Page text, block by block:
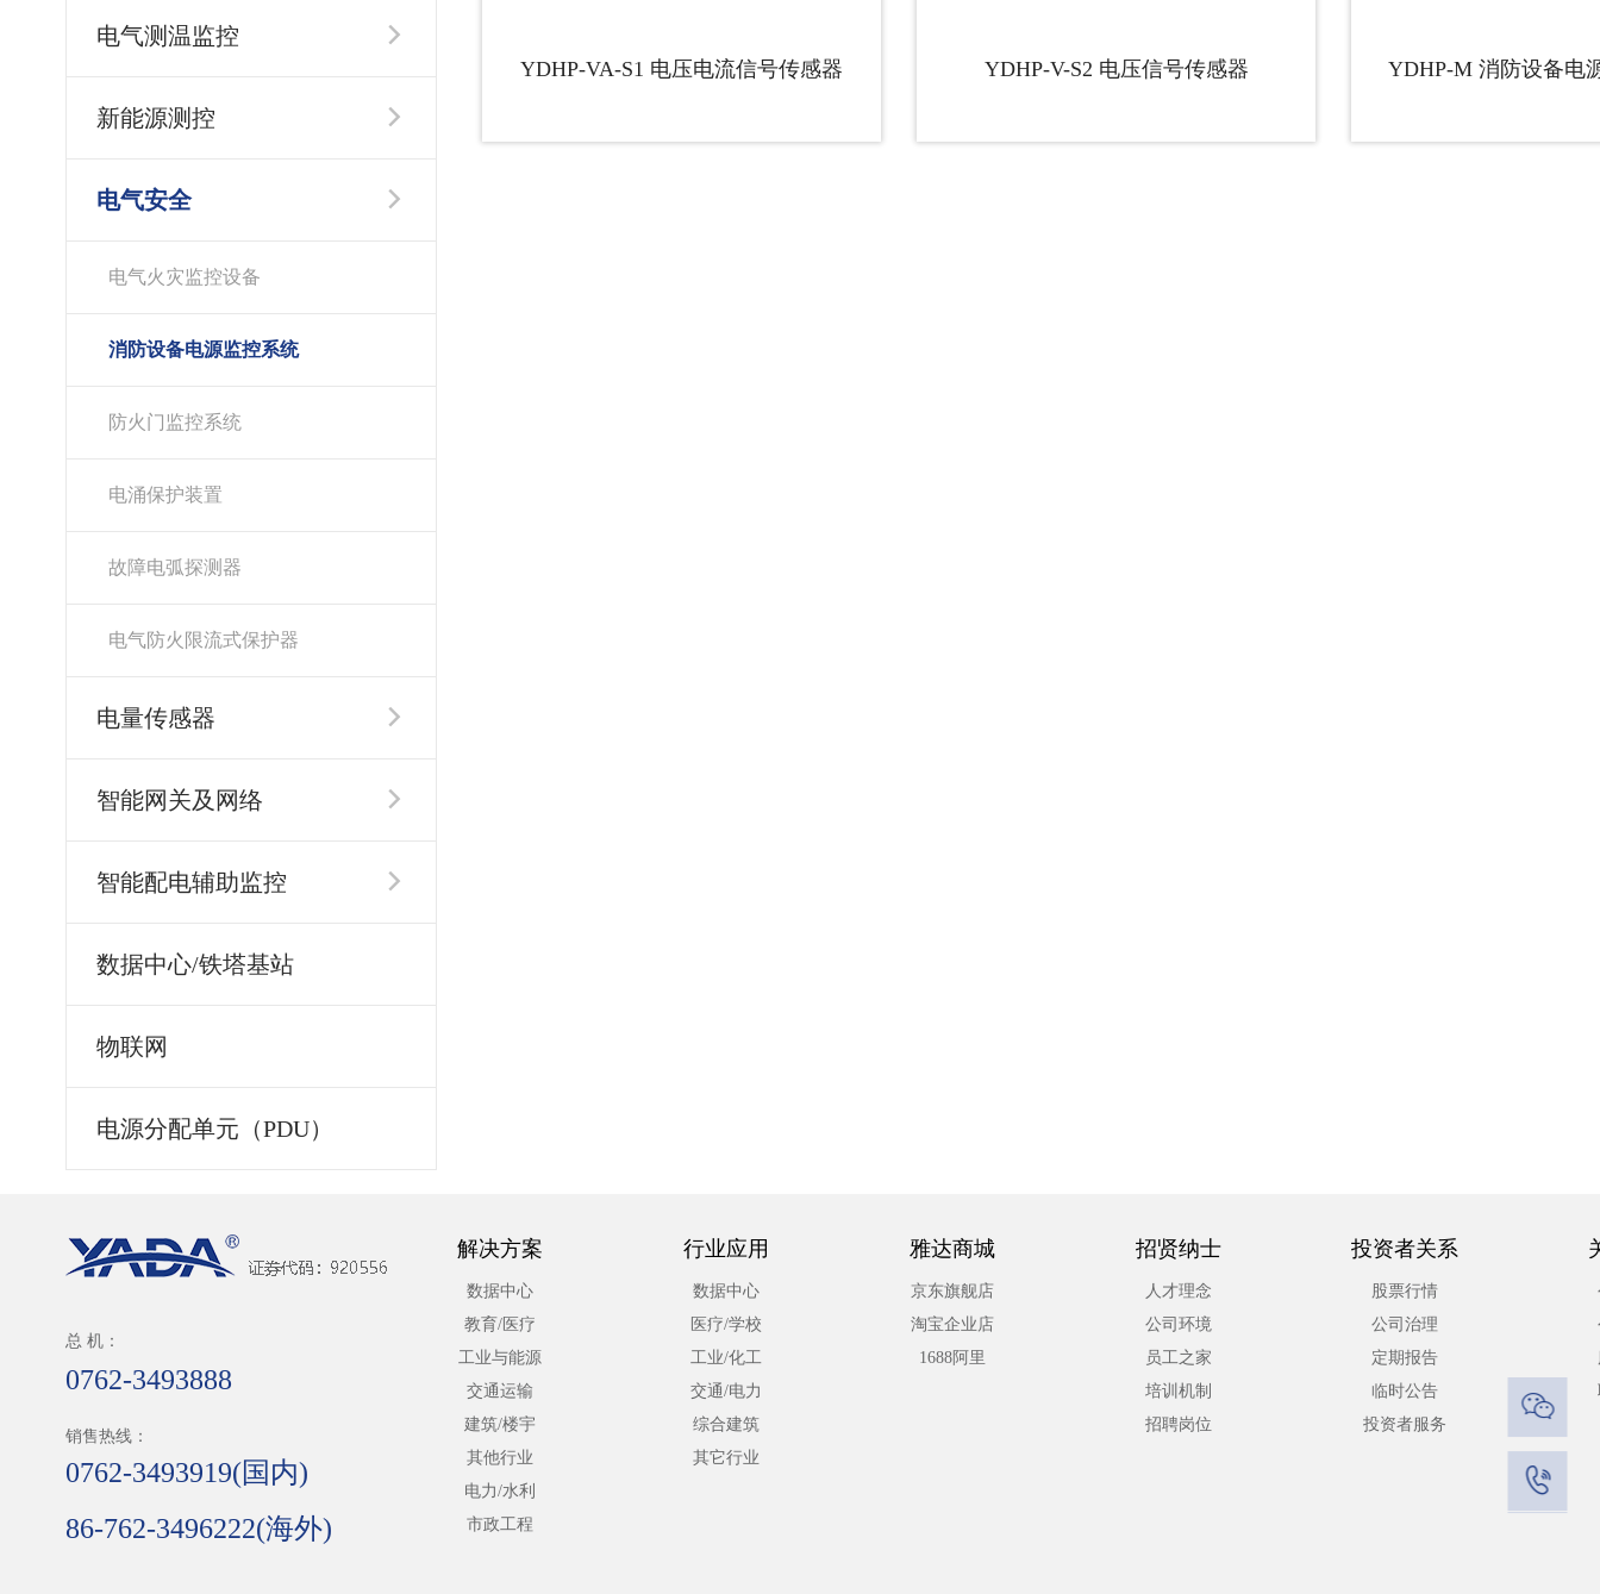


电气测温监控 
新能源测控 
电气安全 
电气火灾监控设备
消防设备电源监控系统
防火门监控系统
电涌保护装置
故障电弧探测器
电气防火限流式保护器
电量传感器 
智能网关及网络 
智能配电辅助监控 
数据中心/铁塔基站
物联网
电源分配单元（PDU）
YDHP-VA-S1 电压电流信号传感器 YDHP-V-S2 电压信号传感器 YDHP-M 消防设备电
总 机：
0762-3493888
销售热线：
0762-3493919(国内)
86-762-3496222(海外)
解决方案
数据中心
教育/医疗
工业与能源
交通运输
建筑/楼宇
其他行业
电力/水利
市政工程
行业应用
数据中心
医疗/学校
工业/化工
交通/电力
综合建筑
其它行业
雅达商城
京东旗舰店
淘宝企业店
1688阿里
招贤纳士
人才理念
公司环境
员工之家
培训机制
招聘岗位
投资者关系
股票行情
公司治理
定期报告
临时公告
投资者服务